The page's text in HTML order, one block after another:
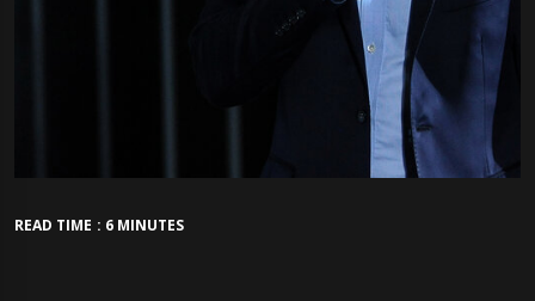
READ TIME : 6 MINUTES